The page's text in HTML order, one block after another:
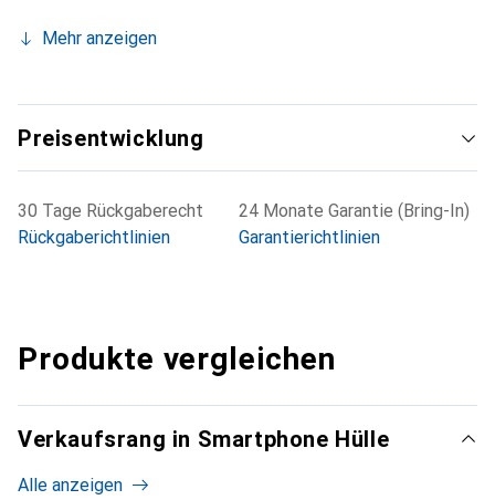
Mehr anzeigen
Preisentwicklung
30 Tage Rückgaberecht
Rückgaberichtlinien
24 Monate Garantie (Bring-In)
Garantierichtlinien
Produkte vergleichen
Verkaufsrang in Smartphone Hülle
Alle anzeigen